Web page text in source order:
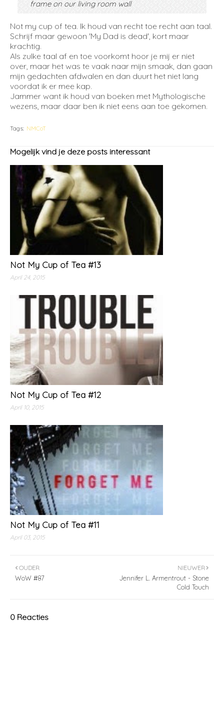
frame on our living room wall
Not my cup of tea. Ik houd van recht toe recht aan taal.
Schrijf maar gewoon 'My Dad is dead', kort maar
krachtig.
Als zulke taal af en toe voorkomt hoor je mij er niet
over, maar het was te vaak naar mijn smaak, dan gaan
mijn gedachten afdwalen en dan duurt het niet lang
voordat ik er mee kap.
Jammer want ik houd van boeken met Mythologische
wezens, maar daar ben ik niet eens aan toe gekomen.
Tags: NMCoT
Mogelijk vind je deze posts interessant
Not My Cup of Tea #13
April 24, 2015
Not My Cup of Tea #12
April 10, 2015
Not My Cup of Tea #11
April 03, 2015
NIEUWER
Jennifer L. Armentrout - Stone
Cold Touch
OUDER
WoW #87
0 Reacties